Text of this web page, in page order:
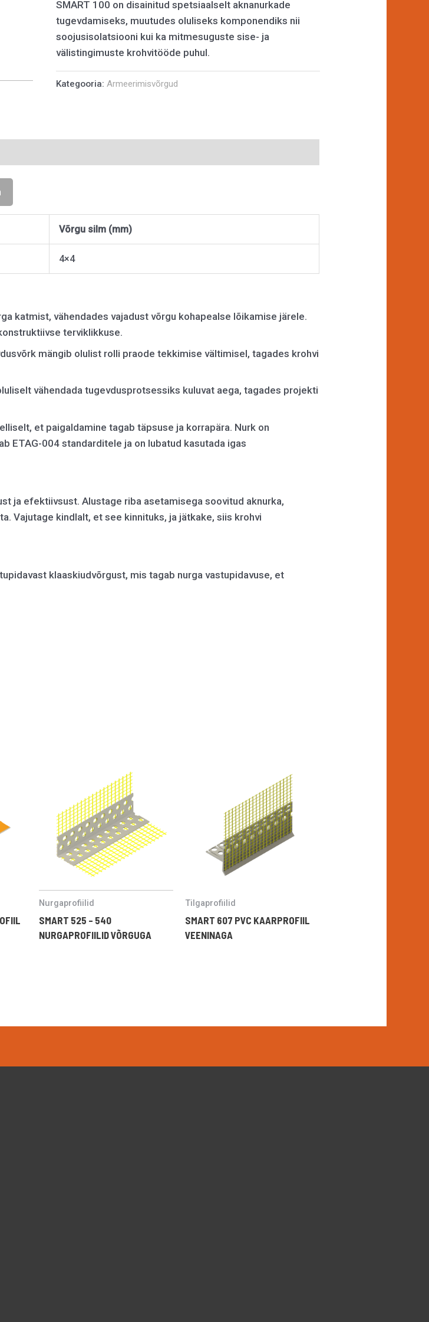
SMART 100 on disainitud spetsiaalselt aknanurkade
tugevdamiseks, muutudes oluliseks komponendiks nii
soojusisolatsiooni kui ka mitmesuguste sise- ja
välistingimuste krohvitööde puhul.
Kategooria: Armeerimisvõrgud
Võrgu silm (mm)
4×4
katmist, vähendades vajadust võrgu kohapealse lõikamise järele.
terviklikkuse.
mängib olulist rolli praode tekkimise vältimisel, tagades krohvi
vähendada tugevdusprotsessiks kuluvat aega, tagades projekti
et paigaldamine tagab täpsuse ja korrapära. Nurk on
ETAG-004 standarditele ja on lubatud kasutada igas
ja efektiivsust. Alustage riba asetamisega soovitud aknurka,
Vajutage kindlalt, et see kinnituks, ja jätkake, siis krohvi
klaaskiudvõrgust, mis tagab nurga vastupidavuse, et
Nurgaprofiilid
SMART 525 – 540
NURGAPROFIILID VÕRGUGA
Tilgaprofiilid
SMART 607 PVC KAARPROFIIL
VEENINAGA